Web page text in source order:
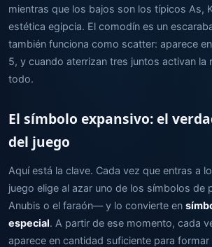
mientras que los bajos son los típicos As,
estética egipcia. El comodín es un
también funciona como scatter: aparece
5, y cuando aterrizan tres juntos activan la
todo.
El símbolo expansivo: el
del juego
Aquí está la clave. Cada vez que entras a
juego elige al azar uno de los símbolos de
Anubis o el faraón— y lo convierte en
especial. A partir de ese momento, cada
aparece en cantidad suficiente para